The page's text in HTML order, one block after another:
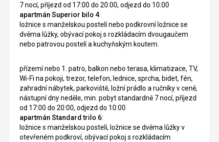
7 nocí, příjezd od 17:00 do 20:00, odjezd do 10:00
apartmán Superior bilo 4:
ložnice s manželskou postelí nebo podkrovní ložnice se
dvěma lůžky, obývací pokoj s rozkládacím dvougaučem
nebo patrovou postelí a kuchyňským koutem.
přízemí nebo 1. patro, balkon nebo terasa, klimatizace, TV,
Wi-Fi na pokoji, trezor, telefon, lednice, sprcha, bidet, fén,
zahradní nábytek, parkoviště, ložní prádlo a ručníky v ceně,
nástupní dny neděle, min. pobyt standardně 7 nocí, příjezd
od 17:00 do 20:00, odjezd do 10:00
apartmán Standard trilo 6:
ložnice s manželskou postelí, ložnice se dvěma lůžky v
otevřeném podkroví, obývací pokoj s rozkládacím